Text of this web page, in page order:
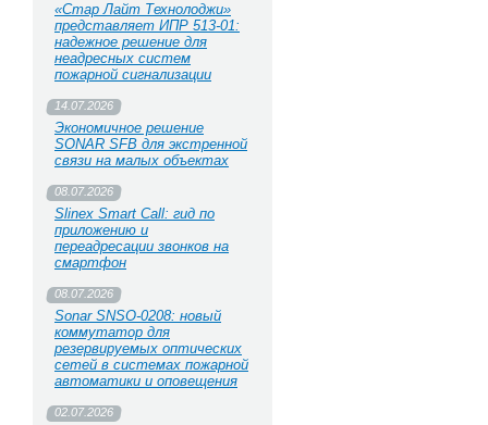
«Стар Лайт Технолоджи»
представляет ИПР 513‑01:
надежное решение для
неадресных систем
пожарной сигнализации
14.07.2026
Экономичное решение
SONAR SFB для экстренной
связи на малых объектах
08.07.2026
Slinex Smart Call: гид по
приложению и
переадресации звонков на
смартфон
08.07.2026
Sonar SNSO-0208: новый
коммутатор для
резервируемых оптических
сетей в системах пожарной
автоматики и оповещения
02.07.2026